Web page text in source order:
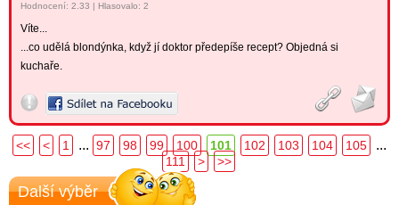
Hodnocení: 2.33 | Hlasovalo: 2
Víte...
...co udělá blondýnka, když jí doktor předepíše recept? Objedná si
kuchaře.
<< < 1 ... 97 98 99 100 101 102 103 104 105 ...
111 > >>
Další výběr